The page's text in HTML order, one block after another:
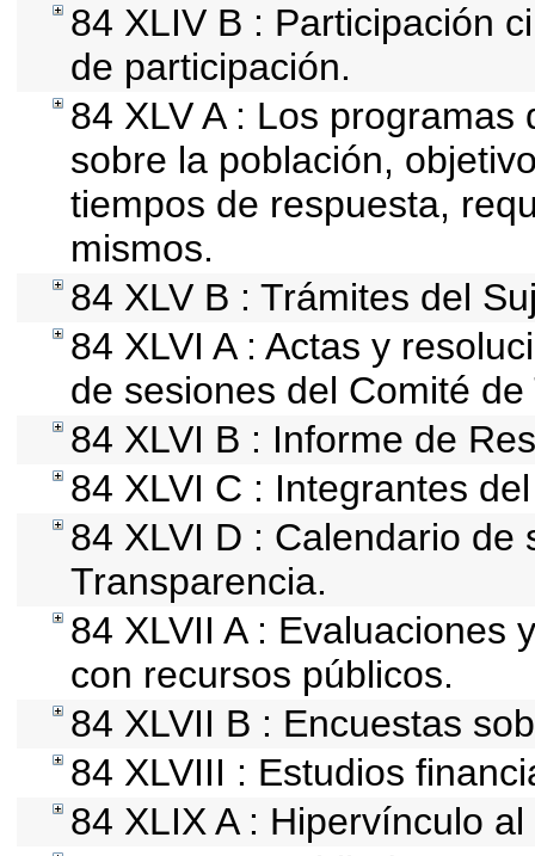
84 XLIV B : Participación
de participación.
84 XLV A : Los
sobre la población,
tiempos de respuesta,
mismos.
84 XLV B : Trámites del
84 XLVI A : Actas y
de sesiones del Comité
84 XLVI B : Informe de
84 XLVI C : Integrantes
84 XLVI D : Calendario
Transparencia.
84 XLVII A : Evaluaciones
con recursos públicos.
84 XLVII B : Encuestas
84 XLVIII : Estudios
84 XLIX A : Hipervínculo